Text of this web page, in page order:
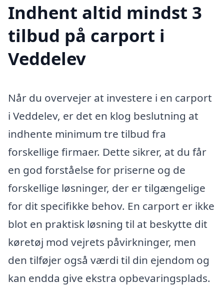
Indhent altid mindst 3
tilbud på carport i
Veddelev
Når du overvejer at investere i en carport
i Veddelev, er det en klog beslutning at
indhente minimum tre tilbud fra
forskellige firmaer. Dette sikrer, at du får
en god forståelse for priserne og de
forskellige løsninger, der er tilgængelige
for dit specifikke behov. En carport er ikke
blot en praktisk løsning til at beskytte dit
køretøj mod vejrets påvirkninger, men
den tilføjer også værdi til din ejendom og
kan endda give ekstra opbevaringsplads.